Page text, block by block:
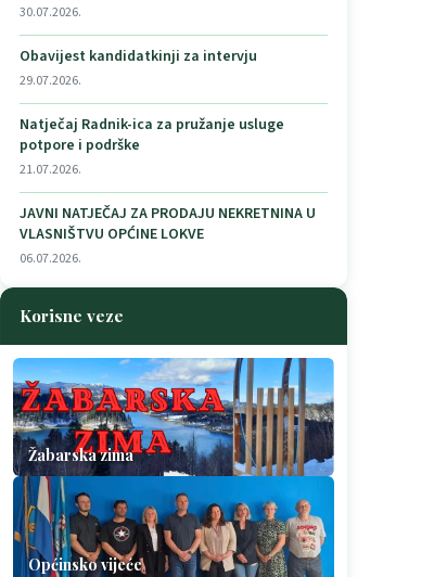
30.07.2026.
Obavijest kandidatkinji za intervju
29.07.2026.
Natječaj Radnik-ica za pružanje usluge
potpore i podrške
21.07.2026.
JAVNI NATJEČAJ ZA PRODAJU NEKRETNINA U
VLASNIŠTVU OPĆINE LOKVE
06.07.2026.
Korisne veze
Žabarska zima
Općinsko vijeće